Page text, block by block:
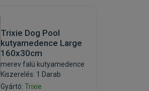
Trixie Dog Pool
kutyamedence Large
160x30cm
merev falú kutyamedence
Kiszerelés: 1 Darab
Gyártó:Trixie